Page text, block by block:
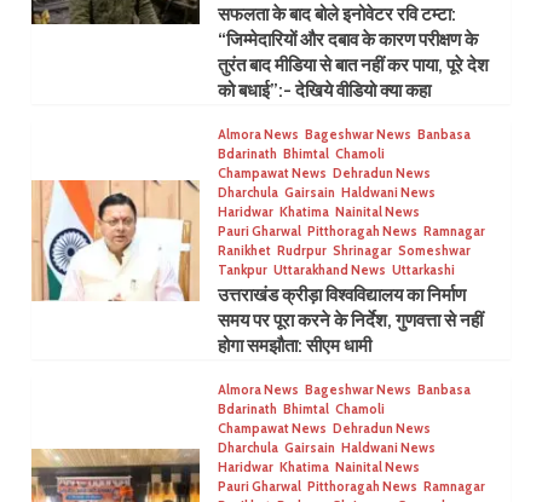
सफलता के बाद बोले इनोवेटर रवि टम्टा:
“जिम्मेदारियों और दबाव के कारण परीक्षण के
तुरंत बाद मीडिया से बात नहीं कर पाया, पूरे देश
को बधाई”:- देखिये वीडियो क्या कहा
Almora News Bageshwar News Banbasa
Bdarinath Bhimtal Chamoli
Champawat News Dehradun News
Dharchula Gairsain Haldwani News
Haridwar Khatima Nainital News
Pauri Gharwal Pitthoragah News Ramnagar
Ranikhet Rudrpur Shrinagar Someshwar
Tankpur Uttarakhand News Uttarkashi
उत्तराखंड क्रीड़ा विश्वविद्यालय का निर्माण
समय पर पूरा करने के निर्देश, गुणवत्ता से नहीं
होगा समझौता: सीएम धामी
Almora News Bageshwar News Banbasa
Bdarinath Bhimtal Chamoli
Champawat News Dehradun News
Dharchula Gairsain Haldwani News
Haridwar Khatima Nainital News
Pauri Gharwal Pitthoragah News Ramnagar